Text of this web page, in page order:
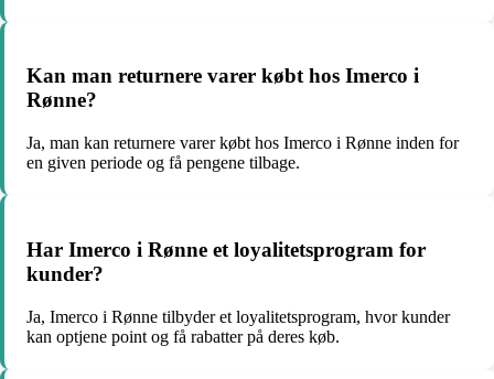
Kan man returnere varer købt hos Imerco i
Rønne?
Ja, man kan returnere varer købt hos Imerco i Rønne inden for
en given periode og få pengene tilbage.
Har Imerco i Rønne et loyalitetsprogram for
kunder?
Ja, Imerco i Rønne tilbyder et loyalitetsprogram, hvor kunder
kan optjene point og få rabatter på deres køb.